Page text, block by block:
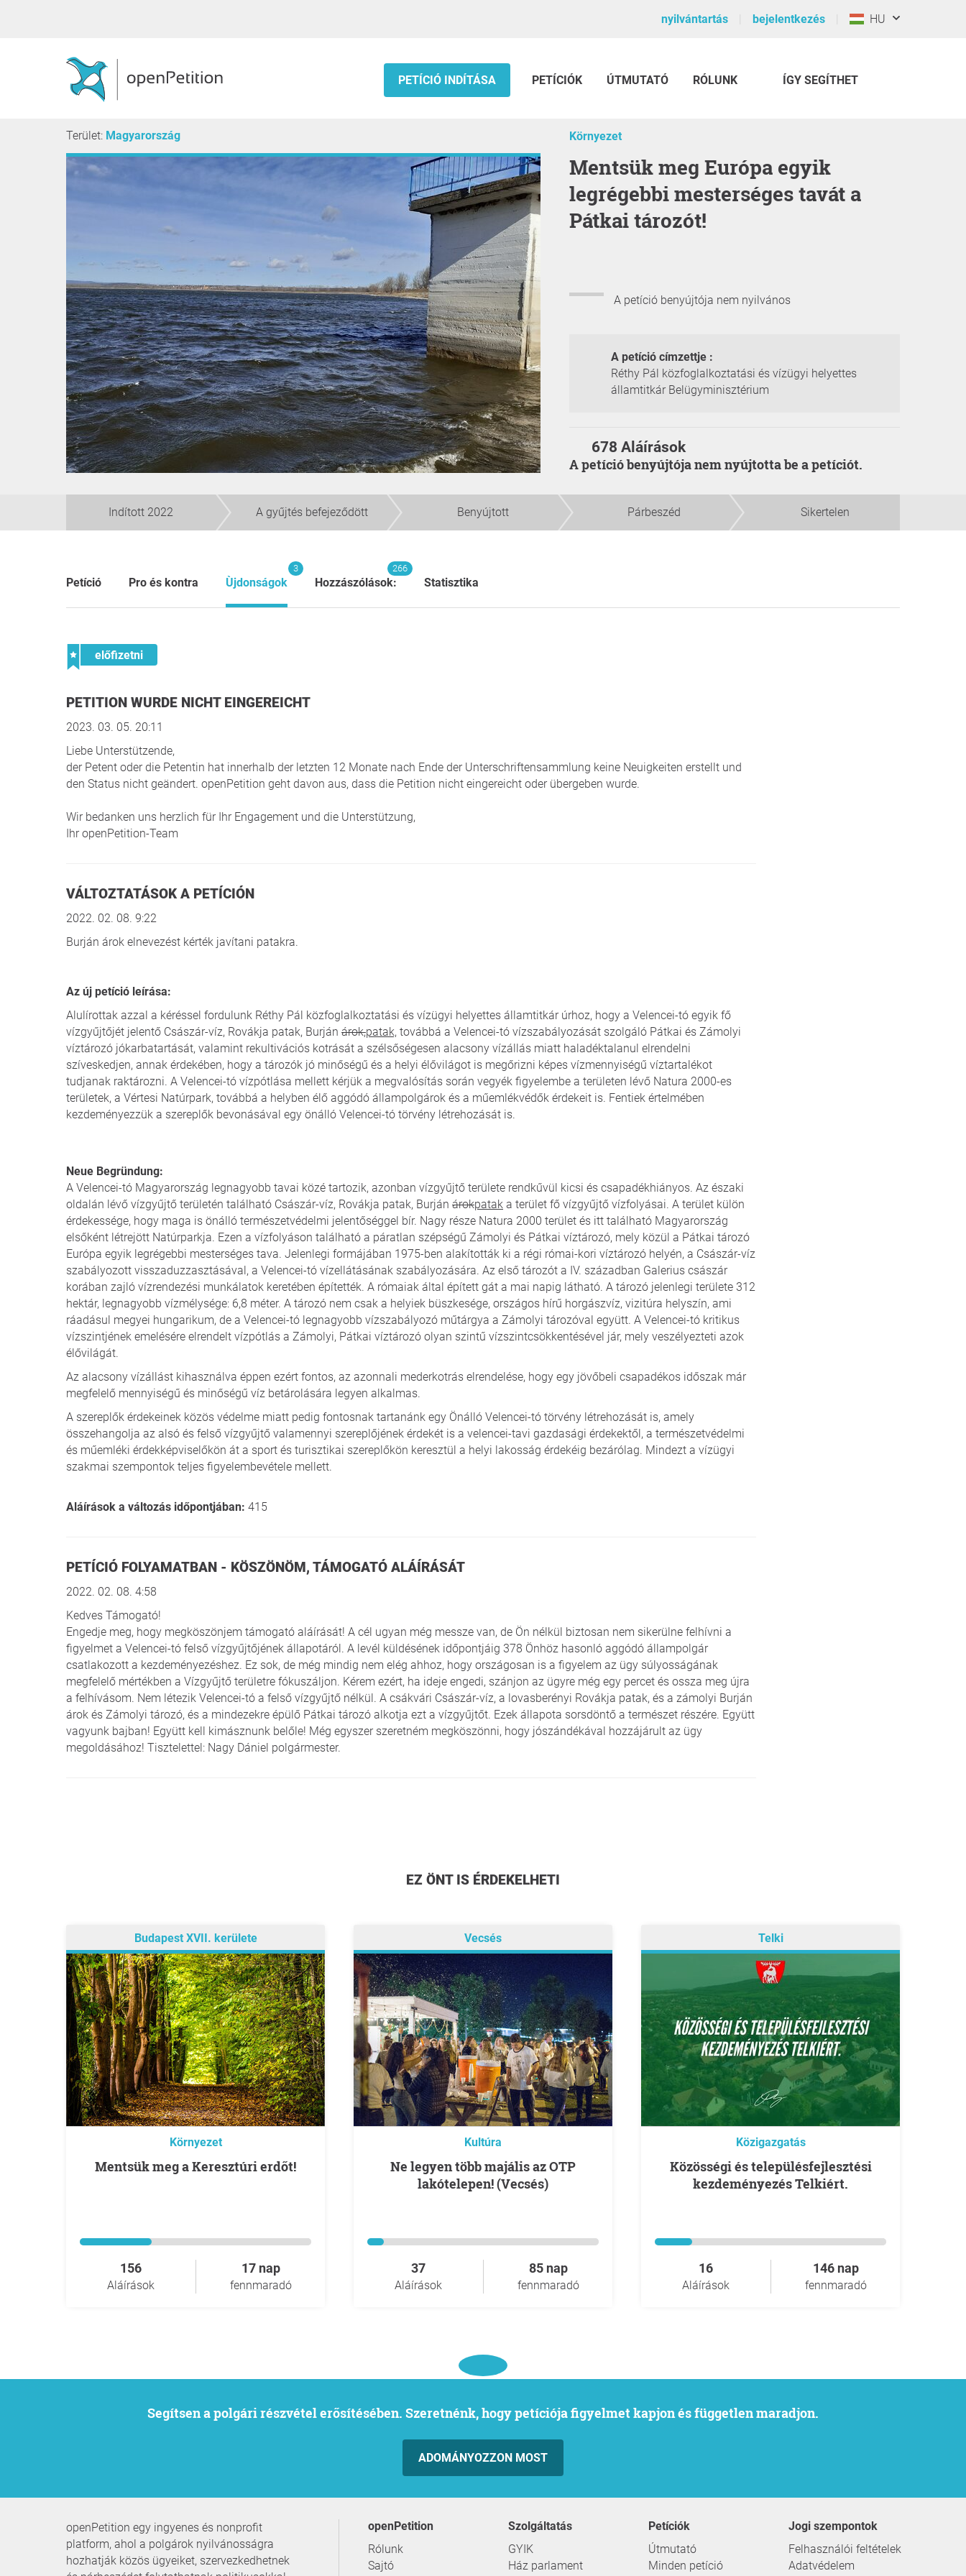
nyilvántartás bejelentkezés HU
PETÍCIÓ INDÍTÁSA PETÍCIÓK ÚTMUTATÓ RÓLUNK ÍGY SEGÍTHET
Terület: Magyarország Környezet
Mentsük meg Európa egyik
legrégebbi mesterséges tavát a
Pátkai tározót!
A petíció benyújtója nem nyilvános
A petíció címzettje :
Réthy Pál közfoglalkoztatási és vízügyi helyettes
államtitkár Belügyminisztérium
678 Aláírások
A petíció benyújtója nem nyújtotta be a petíciót.
Indított 2022 A gyűjtés befejeződött Benyújtott Párbeszéd Sikertelen
Petíció Pro és kontra Ùjdonságok
3
Hozzászólások:
266
Statisztika
előfizetni
PETITION WURDE NICHT EINGEREICHT
2023. 03. 05. 20:11
Liebe Unterstützende,
der Petent oder die Petentin hat innerhalb der letzten 12 Monate nach Ende der Unterschriftensammlung keine Neuigkeiten erstellt und
den Status nicht geändert. openPetition geht davon aus, dass die Petition nicht eingereicht oder übergeben wurde.
Wir bedanken uns herzlich für Ihr Engagement und die Unterstützung,
Ihr openPetition-Team
VÁLTOZTATÁSOK A PETÍCIÓN
2022. 02. 08. 9:22
Burján árok elnevezést kérték javítani patakra.
Az új petíció leírása:
Alulírottak azzal a kéréssel fordulunk Réthy Pál közfoglalkoztatási és vízügyi helyettes államtitkár úrhoz, hogy a Velencei-tó egyik fő
vízgyűjtőjét jelentő Császár-víz, Rovákja patak, Burján árok,patak, továbbá a Velencei-tó vízszabályozását szolgáló Pátkai és Zámolyi
víztározó jókarbatartását, valamint rekultivációs kotrását a szélsőségesen alacsony vízállás miatt haladéktalanul elrendelni
szíveskedjen, annak érdekében, hogy a tározók jó minőségű és a helyi élővilágot is megőrizni képes vízmennyiségű víztartalékot
tudjanak raktározni. A Velencei-tó vízpótlása mellett kérjük a megvalósítás során vegyék figyelembe a területen lévő Natura 2000-es
területek, a Vértesi Natúrpark, továbbá a helyben élő aggódó állampolgárok és a műemlékvédők érdekeit is. Fentiek értelmében
kezdeményezzük a szereplők bevonásával egy önálló Velencei-tó törvény létrehozását is.
Neue Begründung:
A Velencei-tó Magyarország legnagyobb tavai közé tartozik, azonban vízgyűjtő területe rendkűvül kicsi és csapadékhiányos. Az északi
oldalán lévő vízgyűjtő területén található Császár-víz, Rovákja patak, Burján árokpatak a terület fő vízgyűjtő vízfolyásai. A terület külön
érdekessége, hogy maga is önálló természetvédelmi jelentőséggel bír. Nagy része Natura 2000 terület és itt található Magyarország
elsőként létrejött Natúrparkja. Ezen a vízfolyáson található a páratlan szépségű Zámolyi és Pátkai víztározó, mely közül a Pátkai tározó
Európa egyik legrégebbi mesterséges tava. Jelenlegi formájában 1975-ben alakították ki a régi római-kori víztározó helyén, a Császár-víz
szabályozott visszaduzzasztásával, a Velencei-tó vízellátásának szabályozására. Az első tározót a IV. században Galerius császár
korában zajló vízrendezési munkálatok keretében építették. A rómaiak által épített gát a mai napig látható. A tározó jelenlegi területe 312
hektár, legnagyobb vízmélysége: 6,8 méter. A tározó nem csak a helyiek büszkesége, országos hírű horgászvíz, vizitúra helyszín, ami
ráadásul megyei hungarikum, de a Velencei-tó legnagyobb vízszabályozó műtárgya a Zámolyi tározóval együtt. A Velencei-tó kritikus
vízszintjének emelésére elrendelt vízpótlás a Zámolyi, Pátkai víztározó olyan szintű vízszintcsökkentésével jár, mely veszélyezteti azok
élővilágát.
Az alacsony vízállást kihasználva éppen ezért fontos, az azonnali mederkotrás elrendelése, hogy egy jövőbeli csapadékos időszak már
megfelelő mennyiségű és minőségű víz betárolására legyen alkalmas.
A szereplők érdekeinek közös védelme miatt pedig fontosnak tartanánk egy Önálló Velencei-tó törvény létrehozását is, amely
összehangolja az alsó és felső vízgyűjtő valamennyi szereplőjének érdekét is a velencei-tavi gazdasági érdekektől, a természetvédelmi
és műemléki érdekképviselőkön át a sport és turisztikai szereplőkön keresztül a helyi lakosság érdekéig bezárólag. Mindezt a vízügyi
szakmai szempontok teljes figyelembevétele mellett.
Aláírások a változás időpontjában: 415
PETÍCIÓ FOLYAMATBAN - KÖSZÖNÖM, TÁMOGATÓ ALÁÍRÁSÁT
2022. 02. 08. 4:58
Kedves Támogató!
Engedje meg, hogy megköszönjem támogató aláírását! A cél ugyan még messze van, de Ön nélkül biztosan nem sikerülne felhívni a
figyelmet a Velencei-tó felső vízgyűjtőjének állapotáról. A levél küldésének időpontjáig 378 Önhöz hasonló aggódó állampolgár
csatlakozott a kezdeményezéshez. Ez sok, de még mindig nem elég ahhoz, hogy országosan is a figyelem az ügy súlyosságának
megfelelő mértékben a Vízgyűjtő területre fókuszáljon. Kérem ezért, ha ideje engedi, szánjon az ügyre még egy percet és ossza meg újra
a felhívásom. Nem létezik Velencei-tó a felső vízgyűjtő nélkül. A csákvári Császár-víz, a lovasberényi Rovákja patak, és a zámolyi Burján
árok és Zámolyi tározó, és a mindezekre épülő Pátkai tározó alkotja ezt a vízgyűjtőt. Ezek állapota sorsdöntő a természet részére. Együtt
vagyunk bajban! Együtt kell kimásznunk belőle! Még egyszer szeretném megköszönni, hogy jószándékával hozzájárult az ügy
megoldásához! Tisztelettel: Nagy Dániel polgármester.
EZ ÖNT IS ÉRDEKELHETI
Budapest XVII. kerülete
Környezet
Mentsük meg a Keresztúri erdőt!
156
Aláírások
17 nap
fennmaradó
Vecsés
Kultúra
Ne legyen több majális az OTP
lakótelepen! (Vecsés)
37
Aláírások
85 nap
fennmaradó
Telki
Közigazgatás
Közösségi és településfejlesztési
kezdeményezés Telkiért.
16
Aláírások
146 nap
fennmaradó
Segítsen a polgári részvétel erősítésében. Szeretnénk, hogy petíciója figyelmet kapjon és független maradjon.
ADOMÁNYOZZON MOST
openPetition egy ingyenes és nonprofit
platform, ahol a polgárok nyilvánosságra
hozhatják közös ügyeiket, szervezkedhetnek
openPetition
Rólunk
Sajtó
szolgáltatás
GYIK
Ház parlament
Petíciók
Útmutató
Minden petíció
Jogi szempontok
Felhasználói feltételek
Adatvédelem